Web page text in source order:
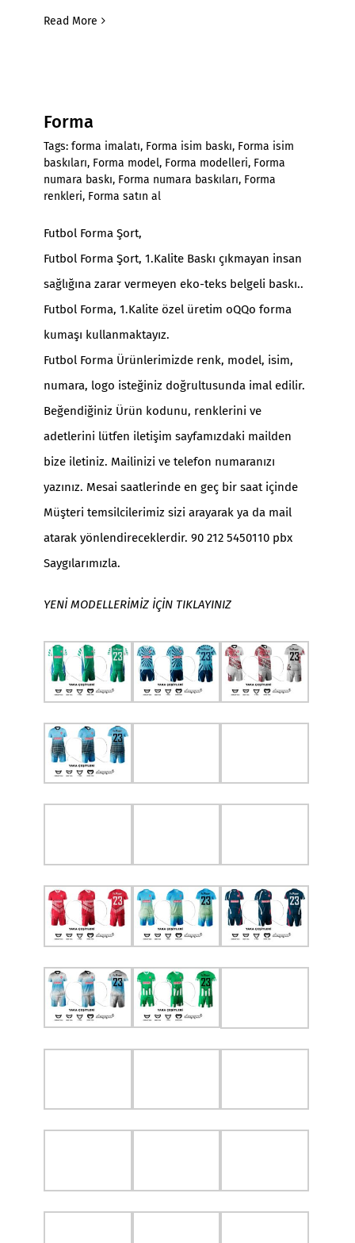
Read More
Forma
Tags: forma imalatı, Forma isim baskı, Forma isim
baskıları, Forma model, Forma modelleri, Forma
numara baskı, Forma numara baskıları, Forma
renkleri, Forma satın al
Futbol Forma Şort,
Futbol Forma Şort, 1.Kalite Baskı çıkmayan insan
sağlığına zarar vermeyen eko-teks belgeli baskı..
Futbol Forma, 1.Kalite özel üretim oQQo forma
kumaşı kullanmaktayız.
Futbol Forma Ürünlerimizde renk, model, isim,
numara, logo isteğiniz doğrultusunda imal edilir.
Beğendiğiniz Ürün kodunu, renklerini ve
adetlerini lütfen iletişim sayfamızdaki mailden
bize iletiniz. Mailinizi ve telefon numaranızı
yazınız. Mesai saatlerinde en geç bir saat içinde
Müşteri temsilcilerimiz sizi arayarak ya da mail
atarak yönlendireceklerdir. 90 212 5450110 pbx
Saygılarımızla.
YENİ MODELLERİMİZ İÇİN TIKLAYINIZ